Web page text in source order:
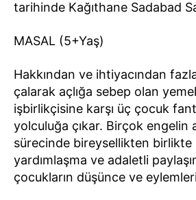
tarihinde Kağıthane Sadabad
MASAL (5+Yaş)
Hakkından ve ihtiyacından
çalarak açlığa sebep olan
işbirlikçisine karşı üç çocuk
yolculuğa çıkar. Birçok engelin
sürecinde bireysellikten
yardımlaşma ve adaletli
çocukların düşünce ve